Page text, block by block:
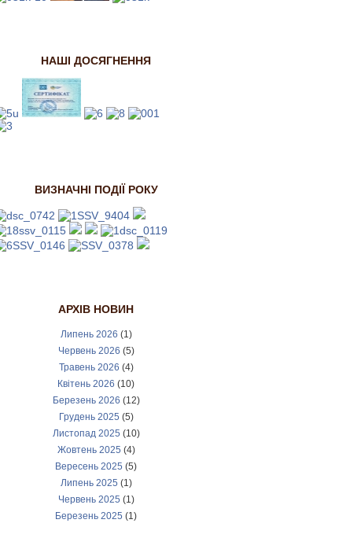
НАШІ ДОСЯГНЕННЯ
ВИЗНАЧНІ ПОДІЇ РОКУ
АРХІВ НОВИН
Липень 2026 (1)
Червень 2026 (5)
Травень 2026 (4)
Квітень 2026 (10)
Березень 2026 (12)
Грудень 2025 (5)
Листопад 2025 (10)
Жовтень 2025 (4)
Вересень 2025 (5)
Липень 2025 (1)
Червень 2025 (1)
Березень 2025 (1)